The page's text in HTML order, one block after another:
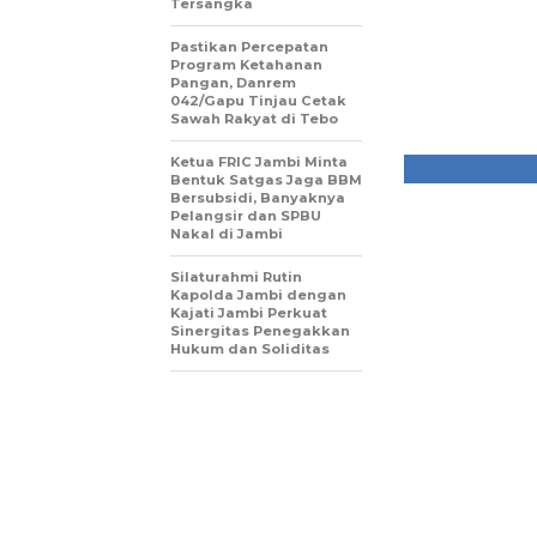
Tersangka
Pastikan Percepatan
Program Ketahanan
Pangan, Danrem
042/Gapu Tinjau Cetak
Sawah Rakyat di Tebo
Ketua FRIC Jambi Minta
Bentuk Satgas Jaga BBM
Bersubsidi, Banyaknya
Pelangsir dan SPBU
Nakal di Jambi
Silaturahmi Rutin
Kapolda Jambi dengan
Kajati Jambi Perkuat
Sinergitas Penegakkan
Hukum dan Soliditas